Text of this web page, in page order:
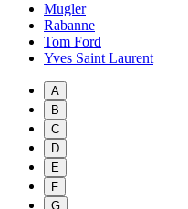
Mugler
Rabanne
Tom Ford
Yves Saint Laurent
A
B
C
D
E
F
G